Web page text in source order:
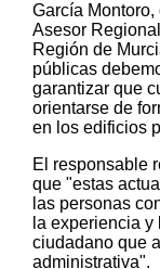
García
Asesor
Región de
públicas
garantizar que
orientarse de
en los edificios
El responsable
que "estas
las personas
la experiencia
ciudadano que
administrativa".